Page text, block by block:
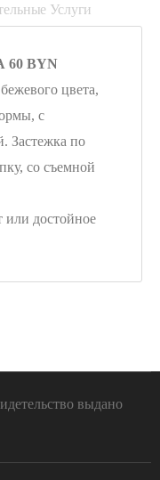
Услуги
BYN
цвета,
с
Застежка по
со съемной
или достойное
выдано